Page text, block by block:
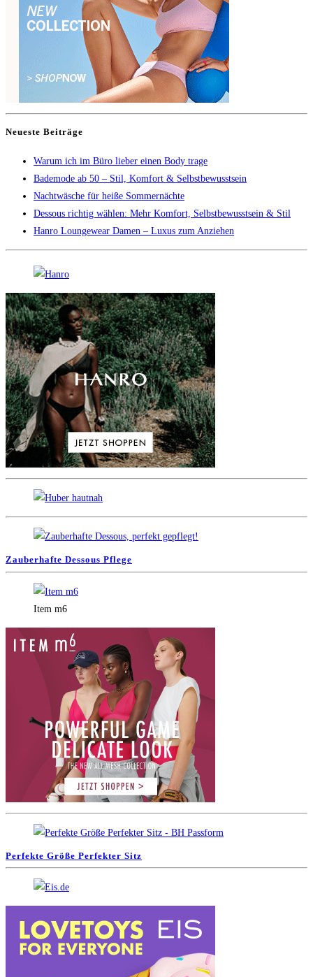
Neueste Beiträge
Warum ich im Büro lieber einen Body trage
Bademode ab 50 – Stil, Komfort & Selbstbewusstsein
Nachtwäsche für heiße Sommernächte
Dessous richtig wählen: Mehr Komfort, Selbstbewusstsein & Stil
Hanro Loungewear Damen – Luxus zum Anziehen
Zauberhafte Dessous Pflege
Item m6
Perfekte Größe Perfekter Sitz